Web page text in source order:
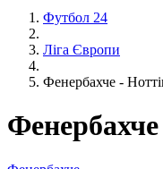
Футбол 24
Ліга Європи
Фенербахче -